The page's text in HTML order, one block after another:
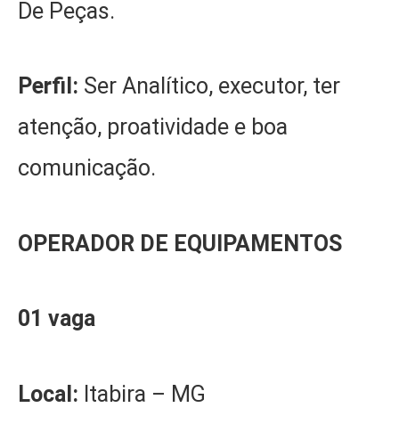
De Peças.
Perfil: Ser Analítico, executor, ter
atenção, proatividade e boa
comunicação.
OPERADOR DE EQUIPAMENTOS
01 vaga
Local: Itabira – MG